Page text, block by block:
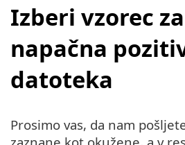
Izberi vzorec
napačna
datoteka
Prosimo vas, da nam